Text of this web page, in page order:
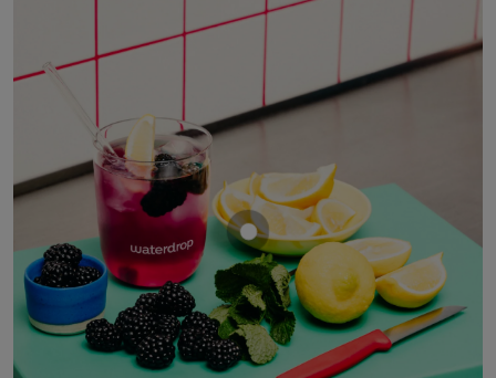
Mostrar producto MORA